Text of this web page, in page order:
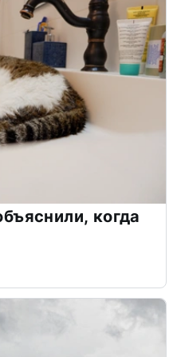
когда